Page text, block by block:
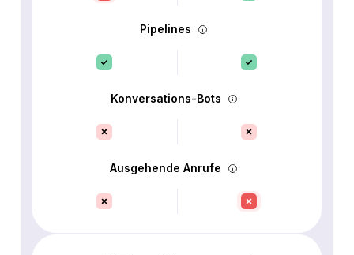
Pipelines
Konversations-Bots
Ausgehende Anrufe